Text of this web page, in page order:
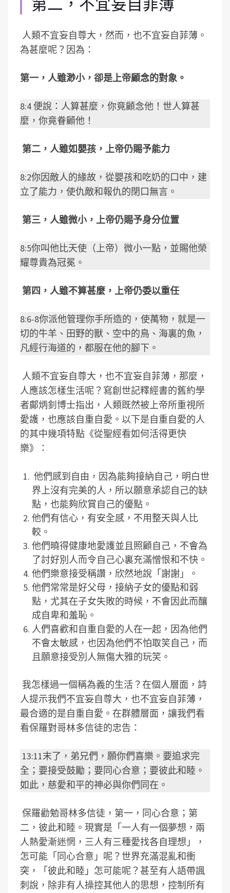
第二，不宜妄自菲薄
人類不宜妄自尊大，然而，也不宜妄自菲薄。
為甚麼呢？因為：
第一，人雖渺小，卻是上帝顧念的對象。
8:4 便說：人算甚麼，你竟顧念他！世人算甚
麼，你竟眷顧他！
第二，人雖如嬰孩，上帝仍賜予能力
8:2你因敵人的緣故，從嬰孩和吃奶的口中，建
立了能力，使仇敵和報仇的閉口無言。
第三，人雖微小，上帝仍賜予身分位置
8:5你叫他比天使（上帝）微小一點，並賜他榮
耀尊貴為冠冕。
第四，人雖不算甚麼，上帝仍委以重任
8:6-8你派他管理你手所造的，使萬物，就是一
切的牛羊、田野的獸、空中的鳥、海裏的魚，
凡經行海道的，都服在他的腳下。
人類不宜妄自尊大，也不宜妄自菲薄，那麼，
人應該怎樣生活呢？寫創世記釋經書的舊約學
者鄺炳釗博士指出，人類既然被上帝所重視所
愛護，也應該自重自愛。以下是自重自愛的人
的其中幾項特點《從聖經看如何活得更快
樂》：
他們感到自由，因為能夠接納自己，明白世
界上沒有完美的人，所以願意承認自己的缺
點，也能夠欣賞自己的優點。
他們有信心，有安全感，不用整天與人比
較。
他們曉得健康地愛護並且照顧自己，不會為
了討好別人而令自己心裏充滿憎恨和不快。
他們樂意接受稱讚，欣然地說「謝謝」。
他們常常是好父母，接納子女的優點和弱
點，尤其在子女失敗的時候，不會因此而釀
成自卑和羞恥。
人們喜歡和自重自愛的人在一起，因為他們
不會太敏感，也因為他們不怕取笑自己，而
且願意接受別人無傷大雅的玩笑。
我怎樣過一個稱為義的生活？在個人層面，詩
人提示我們不宜妄自尊大，也不宜妄自菲薄，
最合適的是自重自愛。在群體層面，讓我們看
看保羅對哥林多信徒的忠告：
13:11末了，弟兄們，願你們喜樂。要追求完
全；要接受鼓勵；要同心合意；要彼此和睦。
如此，慈愛和平的神必與你們同在。
保羅勸勉哥林多信徒，第一，同心合意；第
二，彼此和睦。現實是「一人有一個夢想，兩
人熱愛漸迷惘，三人有三種愛找各自理想」，
怎可能「同心合意」呢？世界充滿混亂和衝
突，「彼此和睦」怎可能呢？甚至有人語帶諷
刺說，除非有人操控其他人的思想，控制所有